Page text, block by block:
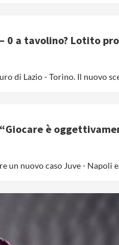
0 a tavolino? Lotito
di Lazio - Torino. Il nuovo
è
un nuovo caso Juve - Napoli